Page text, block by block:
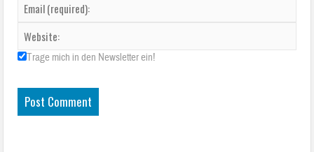
Trage mich in den Newsletter ein!